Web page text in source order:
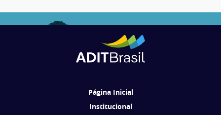
Página Inicial
Institucional